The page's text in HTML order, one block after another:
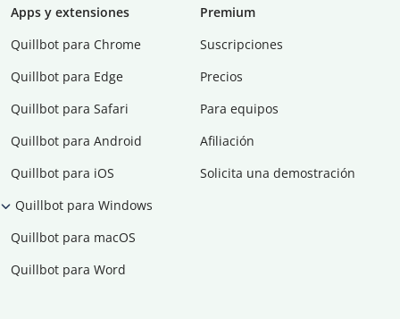
Apps y extensiones
Quillbot para Chrome
Quillbot para Edge
Quillbot para Safari
Quillbot para Android
Quillbot para iOS
Quillbot para Windows
Quillbot para macOS
Quillbot para Word
Premium
Suscripciones
Precios
Para equipos
Afiliación
Solicita una demostración